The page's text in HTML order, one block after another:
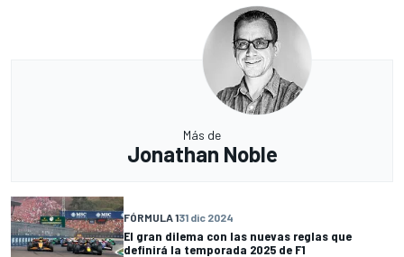
Más de
Jonathan Noble
FÓRMULA 131 dic 2024
El gran dilema con las nuevas reglas que
definirá la temporada 2025 de F1